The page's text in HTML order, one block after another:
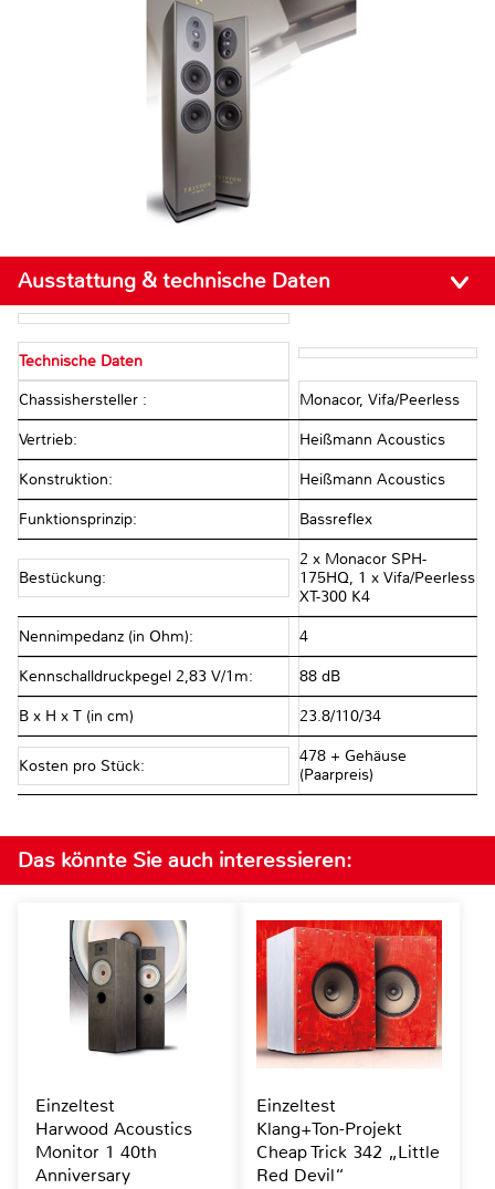
Ausstattung & technische Daten
Technische Daten
Chassishersteller : Monacor, Vifa/Peerless
Vertrieb: Heißmann Acoustics
Konstruktion: Heißmann Acoustics
Funktionsprinzip: Bassreflex
Bestückung:
2 x Monacor SPH-
175HQ, 1 x Vifa/Peerless
XT-300 K4
Nennimpedanz (in Ohm): 4
Kennschalldruckpegel 2,83 V/1m: 88 dB
B x H x T (in cm) 23.8/110/34
Kosten pro Stück:
478 + Gehäuse
(Paarpreis)
Das könnte Sie auch interessieren:
Einzeltest
Harwood Acoustics
Monitor 1 40th
Anniversary
Einzeltest
Klang+Ton-Projekt
Cheap Trick 342 „Little
Red Devil“